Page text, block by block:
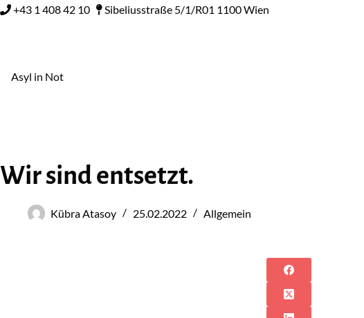
+43 1 408 42 10 Sibeliusstraße 5/1/R01 1100 Wien
Asyl in Not
Wir sind entsetzt.
Kübra Atasoy 25.02.2022 Allgemein